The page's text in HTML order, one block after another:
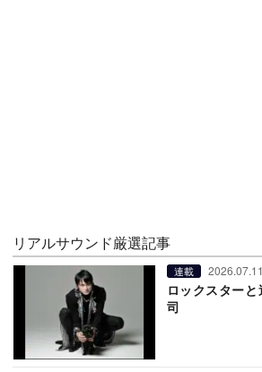
リアルサウンド厳選記事
連載 2026.07.11
ロックスター
司